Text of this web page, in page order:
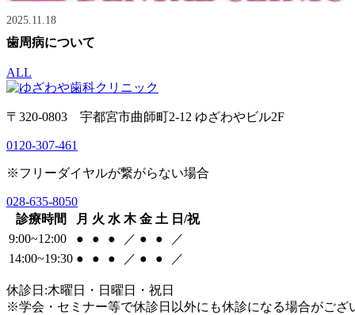
2025.11.18
歯周病について
ALL
〒320-0803 宇都宮市曲師町2-12 ゆざわやビル2F
0120-307-461
※フリーダイヤルが繋がらない場合
028-635-8050
診療時間
月 火 水 木 金 土 日/祝
9:00~12:00
● ● ● ／ ● ●
／
14:00~19:30 ● ● ● ／ ● ● ／
休診日:木曜日・日曜日・祝日
※学会・セミナー等で休診日以外にも休診になる場合がござ